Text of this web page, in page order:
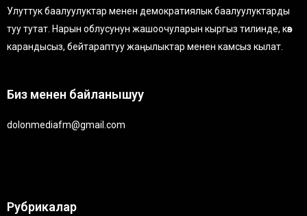
Улуттук баалуулуктар менен демократиялык баалуулуктарды
туу тутат. Нарын облусунун жашоочуларын кыргыз тилинде, көз
карандысыз, бейтараптуу жаңылыктар менен камсыз кылат.
Биз менен байланышуу
dolonmediafm@gmail.com
Рубрикалар